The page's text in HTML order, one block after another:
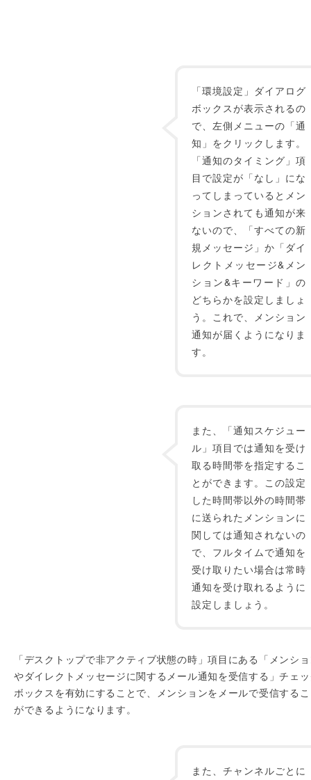
「環境設定」ダイアログ
ボックスが表示されるの
で、左側メニューの「通
知」をクリックします。
「通知のタイミング」項
目で設定が「なし」にな
ってしまっているとメン
ションされても通知が来
ないので、「すべての新
規メッセージ」か「ダイ
レクトメッセージ&メン
ション&キーワード」の
どちらかを設定しましょ
う。これで、メンション
通知が届くようになりま
す。
また、「通知スケジュー
ル」項目では通知を受け
取る時間帯を指定するこ
とができます。この設定
した時間帯以外の時間帯
に送られたメンションに
関しては通知されないの
で、フルタイムで通知を
受け取りたい場合は常時
通知を受け取れるように
設定しましょう。
「デスクトップで非アクティブ状態の時」項目にある「メンシ
やダイレクトメッセージに関するメール通知を受信する」チェ
ボックスを有効にすることで、メンションをメールで受信する
ができるようになります。
また、チャンネルごとに